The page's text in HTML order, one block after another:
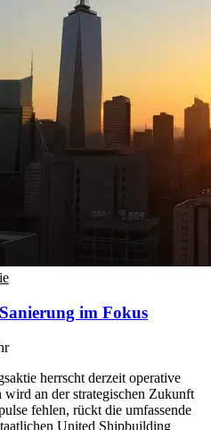
im Fokus
herrscht derzeit operative
an der strategischen Zukunft
fehlen, rückt die umfassende
United Shipbuilding